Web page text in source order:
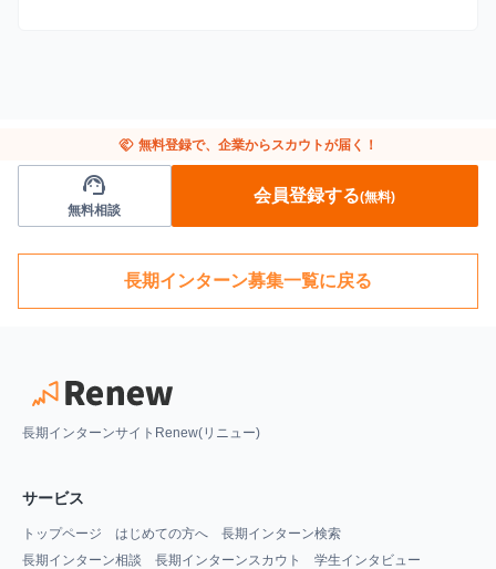
handshake 無料登録で、企業からスカウトが届く！
support_agent
無料相談
会員登録する(無料)
長期インターン募集一覧に戻る
長期インターンサイトRenew(リニュー)
サービス
トップページ はじめての方へ
長期インターン検索
長期インターン相談
長期インターンスカウト
学生インタビュー